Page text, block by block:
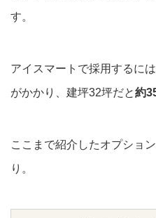
す。
アイスマートで採用するに
がかかり、建坪32坪だと約
ここまで紹介したオプショ
り。